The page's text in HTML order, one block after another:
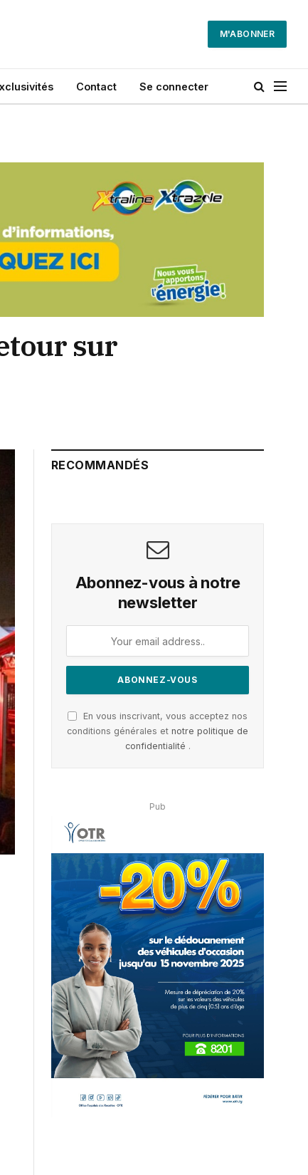
M'ABONNER
Contact Se connecter
sur
RECOMMANDÉS
Abonnez-vous à notre
newsletter
En vous inscrivant, vous acceptez nos
conditions générales et notre politique de
confidentialité .
Pub